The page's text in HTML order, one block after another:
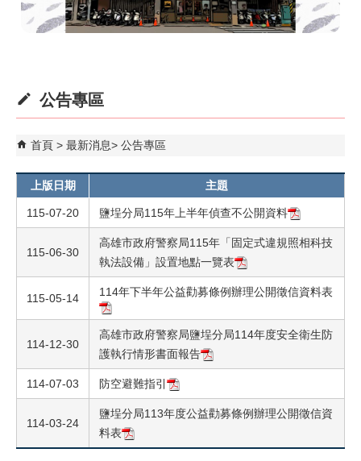
公告專區
首頁 最新消息 公告專區
上版日期 主題
115-07-20 鹽埕分局115年上半年偵查不公開資料
115-06-30
高雄市政府警察局115年「固定式違規照相科技
執法設備」設置地點一覽表
115-05-14 114年下半年公益勸募條例辦理公開徵信資料表
114-12-30
高雄市政府警察局鹽埕分局114年度安全衛生防
護執行情形書面報告
114-07-03 防空避難指引
114-03-24
鹽埕分局113年度公益勸募條例辦理公開徵信資
料表